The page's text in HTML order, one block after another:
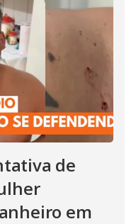
de
em